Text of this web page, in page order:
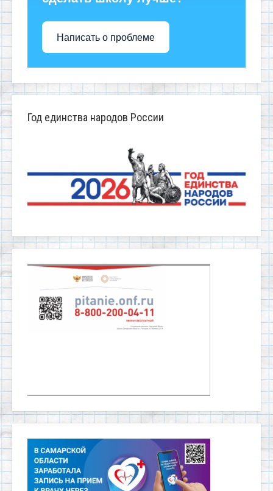
Написать о проблеме
Год единства народов России